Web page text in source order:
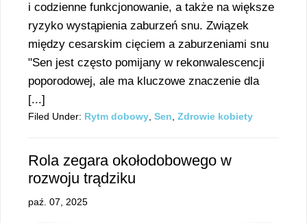
i codzienne funkcjonowanie, a także na większe
ryzyko wystąpienia zaburzeń snu. Związek
między cesarskim cięciem a zaburzeniami snu
"Sen jest często pomijany w rekonwalescencji
poporodowej, ale ma kluczowe znaczenie dla
[...]
Filed Under: Rytm dobowy Sen Zdrowie kobiety
Rola zegara okołodobowego w
rozwoju trądziku
paź. 07, 2025